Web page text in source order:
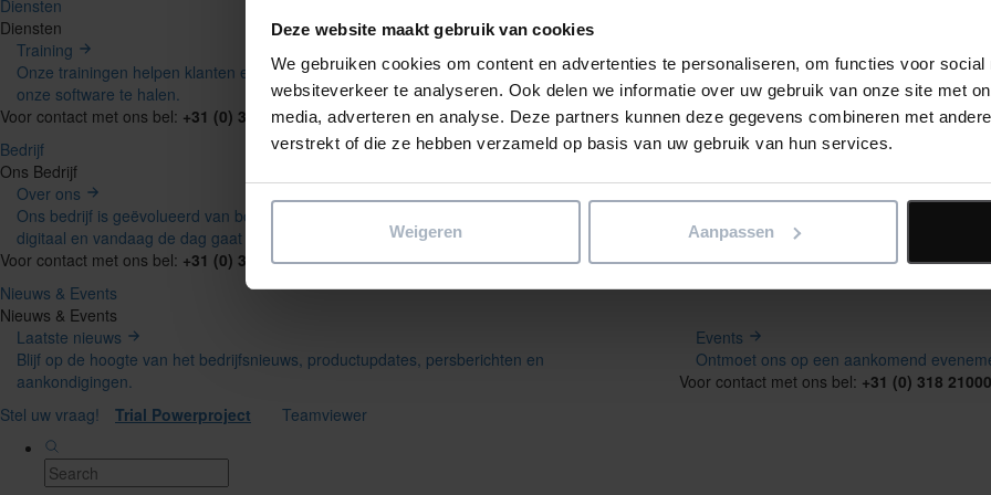
Deze website maakt gebruik van cookies
We gebruiken cookies om content en advertenties te personaliseren, om functies voor social
websiteverkeer te analyseren. Ook delen we informatie over uw gebruik van onze site met
media, adverteren en analyse. Deze partners kunnen deze gegevens combineren met
verstrekt of die ze hebben verzameld op basis van uw gebruik van hun services.
Weigeren Aanpassen
Diensten
Diensten
Training
Onze trainingen helpen klanten en partners het maximale uit
onze software te halen.
Voor software op maat, implementatieondersteuning of
specialistisch advies.
Voor contact met ons bel: +31 (0) 318 210004 of stuur een mail naar:nl-info@elecosoft.com
Bedrijf
Ons Bedrijf
Over ons
Ons bedrijf is geëvolueerd van bouwmaterialen naar volledig
digitaal en vandaag de dag gaat onze reis verder.
softwareoplossingen te leveren.
Voor contact met ons bel: +31 (0) 318 210004of stuur een mail naar:nl-info@elecosoft.com
Nieuws & Events
Nieuws & Events
Laatste nieuws
Blijf op de hoogte van het bedrijfsnieuws, productupdates, persberichten en
aankondigingen.
Events
Ontmoet ons op een aankomend
Voor contact met ons bel: +31 (0) 318
Stel uw vraag! Trial Powerproject Teamviewer